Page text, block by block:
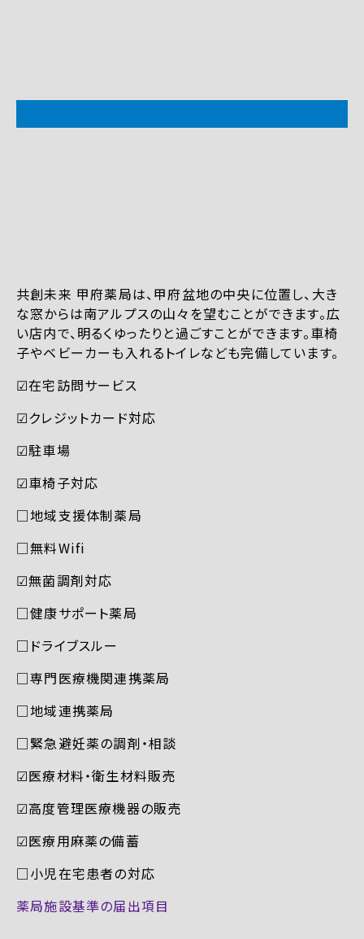
共創未来 甲府薬局は、甲府盆地の中央に位置し、大き
な窓からは南アルプスの山々を望むことができます。広
い店内で、明るくゆったりと過ごすことができます。車椅
子やベビーカーも入れるトイレなども完備しています。
☑︎在宅訪問サービス
☑︎クレジットカード対応
☑︎駐車場
☑︎車椅子対応
□地域支援体制薬局
□無料Wifi
☑︎無菌調剤対応
□健康サポート薬局
□ドライブスルー
□専門医療機関連携薬局
□地域連携薬局
□緊急避妊薬の調剤・相談
☑︎医療材料・衛生材料販売
☑︎高度管理医療機器の販売
☑︎医療用麻薬の備蓄
□小児在宅患者の対応
薬局施設基準の届出項目